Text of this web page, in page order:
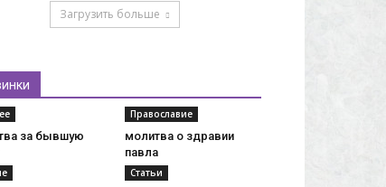
Загрузить больше
за бывшую
Православие
молитва о здравии
павла
Статьи